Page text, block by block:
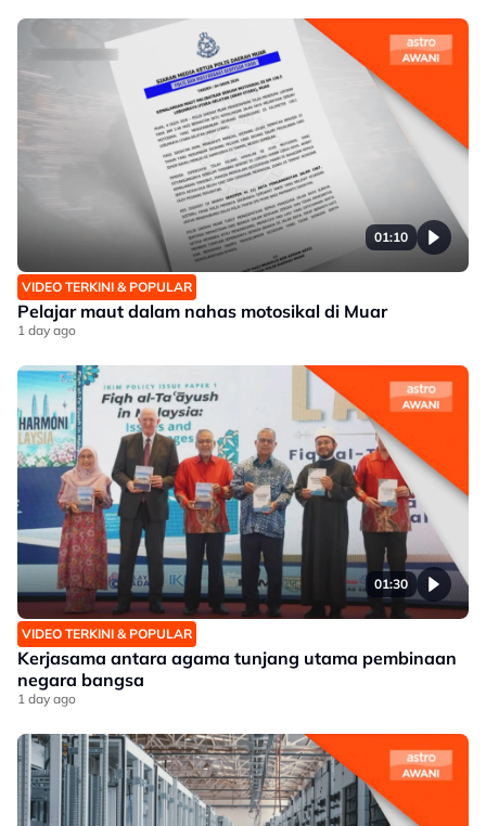
01:10
VIDEO TERKINI & POPULAR
Pelajar maut dalam nahas motosikal di Muar
1 day ago
01:30
VIDEO TERKINI & POPULAR
Kerjasama antara agama tunjang utama pembinaan
negara bangsa
1 day ago